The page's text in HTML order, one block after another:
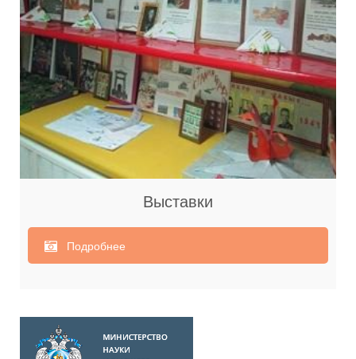
Выставки
Подробнее